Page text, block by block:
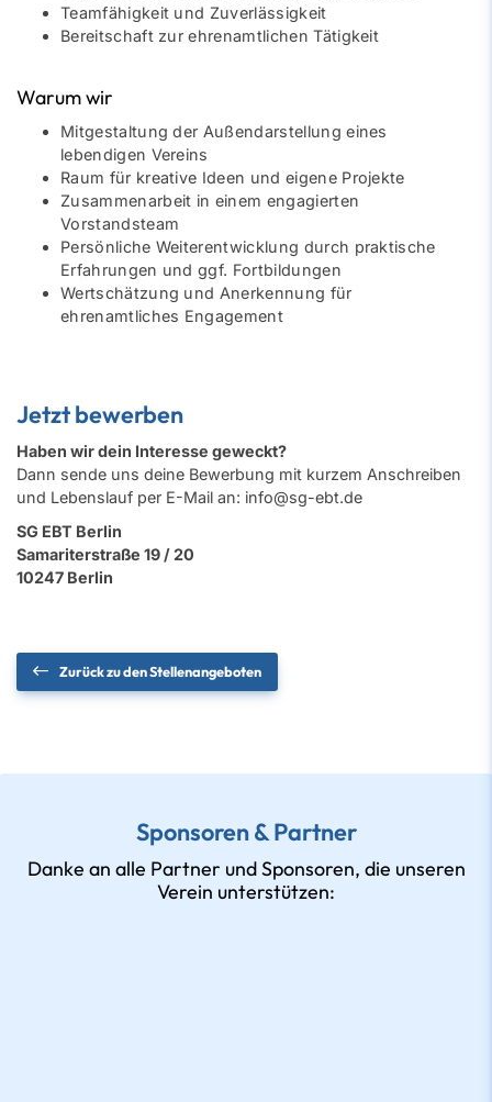
Teamfähigkeit und Zuverlässigkeit
Bereitschaft zur ehrenamtlichen Tätigkeit
Warum wir
Mitgestaltung der Außendarstellung eines
lebendigen Vereins
Raum für kreative Ideen und eigene Projekte
Zusammenarbeit in einem engagierten
Vorstandsteam
Persönliche Weiterentwicklung durch praktische
Erfahrungen und ggf. Fortbildungen
Wertschätzung und Anerkennung für
ehrenamtliches Engagement
Jetzt bewerben
Haben wir dein Interesse geweckt?
Dann sende uns deine Bewerbung mit kurzem Anschreiben
und Lebenslauf per E-Mail an: info@sg-ebt.de
SG EBT Berlin
Samariterstraße 19 / 20
10247 Berlin
Zurück zu den Stellenangeboten
Sponsoren & Partner
Danke an alle Partner und Sponsoren, die unseren
Verein unterstützen: